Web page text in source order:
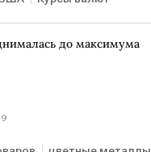
до максимума